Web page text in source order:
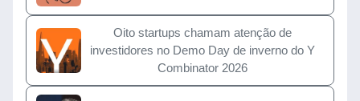
Oito startups chamam atenção de
investidores no Demo Day de inverno do Y
Combinator 2026